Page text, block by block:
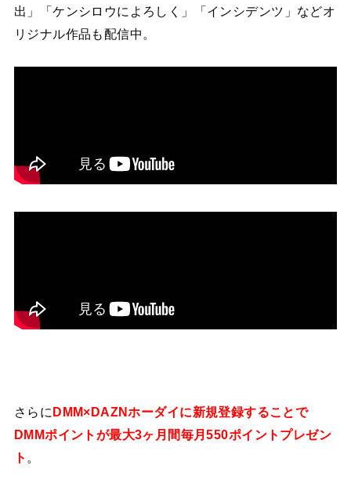
出」「ケンシロウによろしく」「インシデンツ」などオ
リジナル作品も配信中。
さらにDMM×DAZNホーダイに新規登録することで
DMMポイントが最大3ヶ月間毎月550ポイントプレゼン
ト 。